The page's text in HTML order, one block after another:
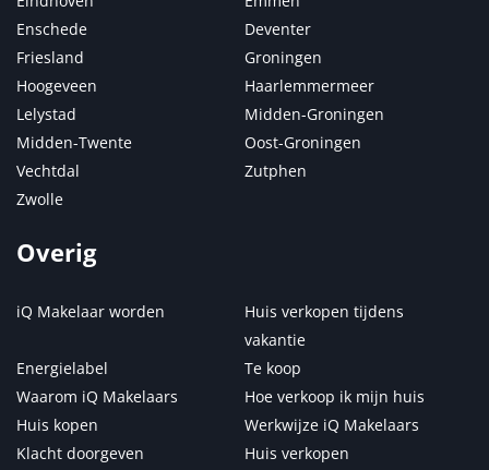
Enschede
Deventer
Friesland
Groningen
Hoogeveen
Haarlemmermeer
Lelystad
Midden-Groningen
Midden-Twente
Oost-Groningen
Vechtdal
Zutphen
Zwolle
Overig
iQ Makelaar worden
Huis verkopen tijdens
vakantie
Energielabel
Te koop
Waarom iQ Makelaars
Hoe verkoop ik mijn huis
Huis kopen
Werkwijze iQ Makelaars
Klacht doorgeven
Huis verkopen